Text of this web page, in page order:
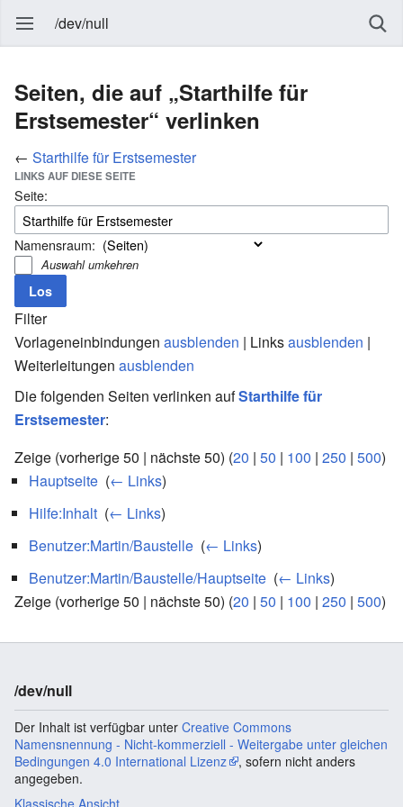
/dev/null
Seiten, die auf „Starthilfe für
Erstsemester“ verlinken
← Starthilfe für Erstsemester
LINKS AUF DIESE SEITE
Seite:
Namensraum:
Auswahl umkehren
Filter
Vorlageneinbindungen ausblenden | Linksausblenden |
Weiterleitungen ausblenden
Die folgenden Seiten verlinken aufStarthilfe für
Erstsemester:
Zeige (vorherige 50 | nächste 50) (20 | 50 | 100 | 250 | 500)
Hauptseite (← Links)
Hilfe:Inhalt (← Links)
Benutzer:Martin/Baustelle (← Links)
Benutzer:Martin/Baustelle/Hauptseite (← Links)
Zeige (vorherige 50 | nächste 50) (20 | 50 | 100 | 250 | 500)
/dev/null
Der Inhalt ist verfügbar unter Creative Commons
Namensnennung - Nicht-kommerziell - Weitergabe unter gleichen
Bedingungen 4.0 International Lizenz
, sofern nicht anders
angegeben.